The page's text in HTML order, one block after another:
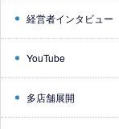
経営者インタビュー
YouTube
多店舗展開